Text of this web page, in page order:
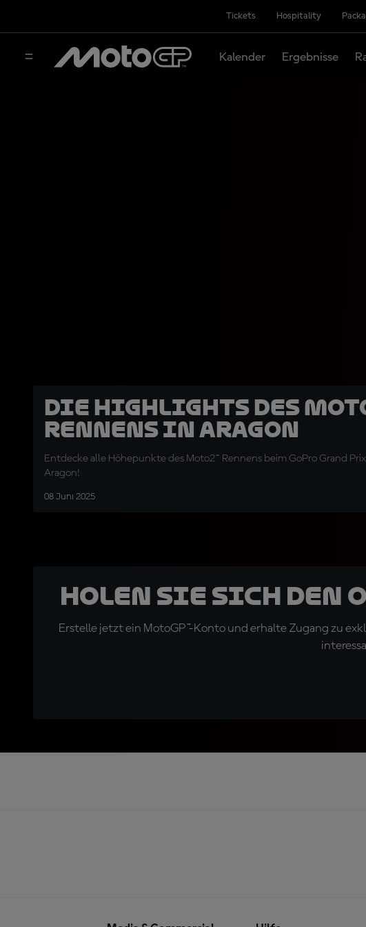
Tickets Hospitality
Kalender Ergebnisse
Die Highlights des
Rennens in Aragon
Entdecke alle Höhepunkte des Moto2™ Rennens beim GoPro Grand
Aragon!
08 Juni 2025
Holen Sie sich
Erstelle jetzt ein MotoGP™-Konto und erhalte Zugang zu